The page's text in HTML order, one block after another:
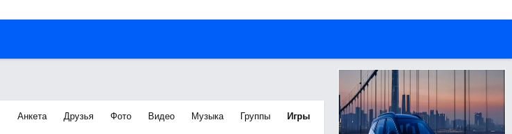
Анкета Друзья Фото Видео Музыка Группы Игры